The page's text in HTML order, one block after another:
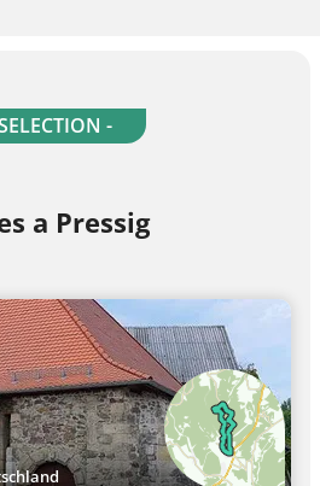
-
a Pressig